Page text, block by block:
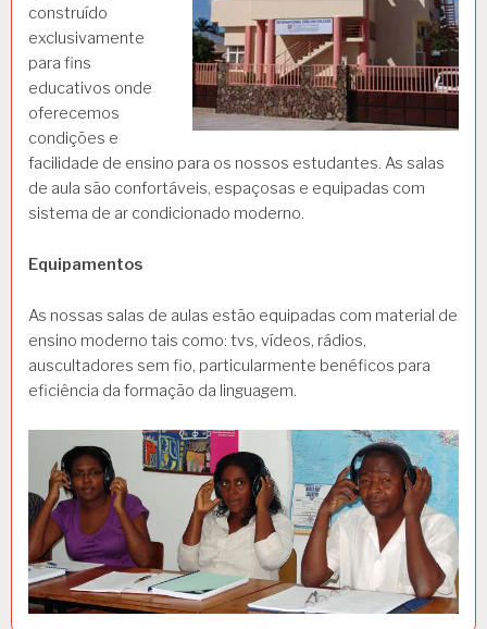
construído
exclusivamente
para fins
educativos onde
oferecemos
condições e
facilidade de ensino para os nossos estudantes. As salas
de aula são confortáveis, espaçosas e equipadas com
sistema de ar condicionado moderno.
Equipamentos
As nossas salas de aulas estão equipadas com material de
ensino moderno tais como: tvs, vídeos, rádios,
auscultadores sem fio, particularmente benéficos para
eficiência da formação da linguagem.